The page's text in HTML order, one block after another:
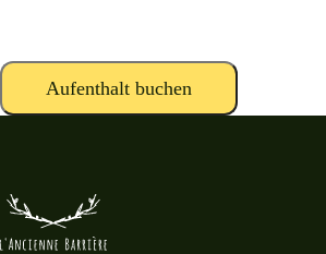
Aufenthalt buchen